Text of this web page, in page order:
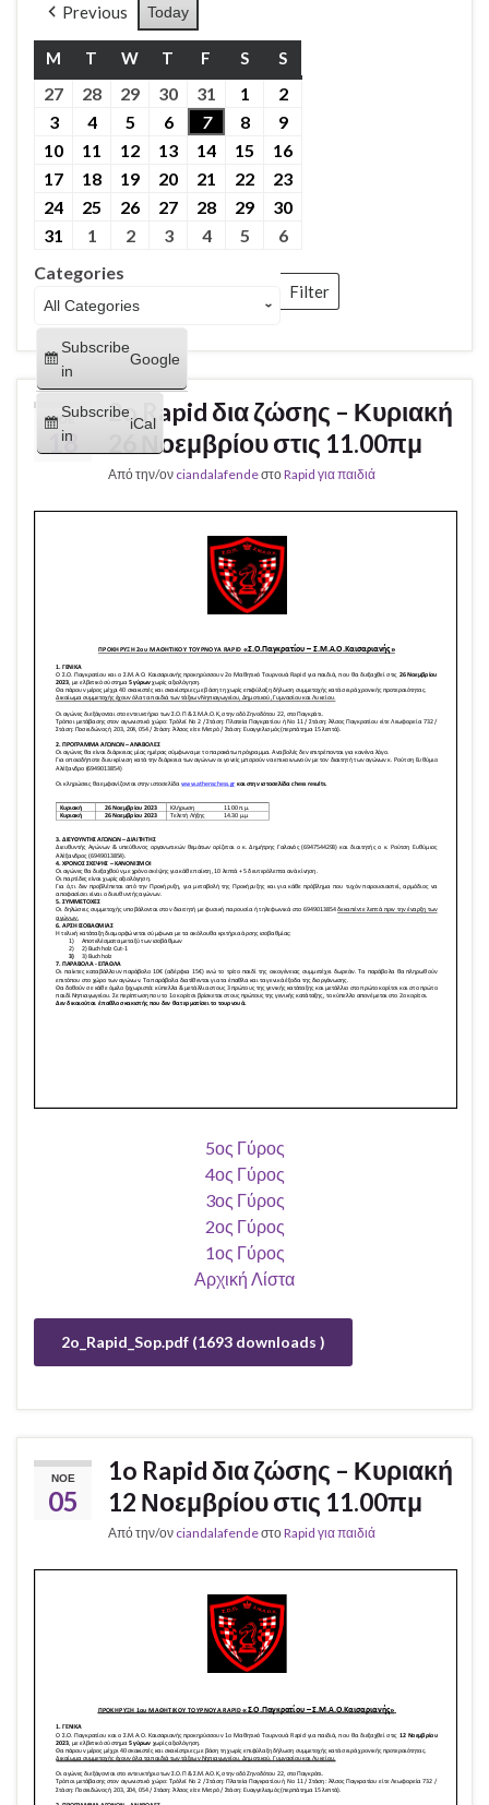
Previous Today
M ΔΕΥΤΈΡΑ
T ΤΡΊΤΗ
WΤΕΤΆΡΤΗ
T ΠΈΜΠΤΗ
F ΠΑΡΑΣΚΕΥΉ
SΣΆΒΒΑΤΟ
SΚΥΡΙΑΚΉ
27 27th Ιούλιος 2026
28 28th Ιούλιος 2026
29 29th Ιούλιος 2026
30 30th Ιούλιος 2026
31 31st Ιούλιος 2026
1 1st Αύγουστος 2026
22nd Αύγουστος 2026
33rd Αύγουστος 2026
44th Αύγουστος 2026
5 5th Αύγουστος 2026
66th Αύγουστος 2026
77th Αύγουστος 2026
88th Αύγουστος 2026
99th Αύγουστος 2026
10 10th Αύγουστος 2026
11 11th Αύγουστος 2026
12 12th Αύγουστος 2026
13 13th Αύγουστος 2026
14 14th Αύγουστος 2026
15 15th Αύγουστος 2026
16
17 17th Αύγουστος 2026
18 18th Αύγουστος 2026
19 19th Αύγουστος 2026
20 20th Αύγουστος 2026
21 21st Αύγουστος 2026
22 22nd Αύγουστος 2026
23
24 24th Αύγουστος 2026
25 25th Αύγουστος 2026
26 26th Αύγουστος 2026
27 27th Αύγουστος 2026
28 28th Αύγουστος 2026
29 29th Αύγουστος 2026
30
31 31st Αύγουστος 2026
1 1st Σεπτέμβριος 2026
22nd Σεπτέμβριος 2026
33rd Σεπτέμβριος 2026
44th Σεπτέμβριος 2026
5 5th Σεπτέμβριος 2026
66th Σεπτέμβριος 2026
Subscribe
in
Google
Subscribe
in
iCal
Categories
Filter
Categories
ΝΟΈ
18
2o Rapid δια ζώσης – Κυριακή
26 Νοεμβρίου στις 11.00πμ
Από την/ον ciandalafendeστοRapid για παιδιά
5ος Γύρος
4ος Γύρος
3ος Γύρος
2ος Γύρος
1ος Γύρος
Αρχική Λίστα
2o_Rapid_Sop.pdf (1693 downloads )
ΝΟΈ
05
1o Rapid δια ζώσης – Κυριακή
12 Νοεμβρίου στις 11.00πμ
Από την/ον ciandalafendeστοRapid για παιδιά